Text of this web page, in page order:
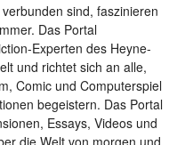
sind, faszinieren
Das Portal
Experten des Heyne-
und richtet sich an alle,
Comic und Computerspiel
begeistern. Das Portal
Essays, Videos und
die Welt von morgen und